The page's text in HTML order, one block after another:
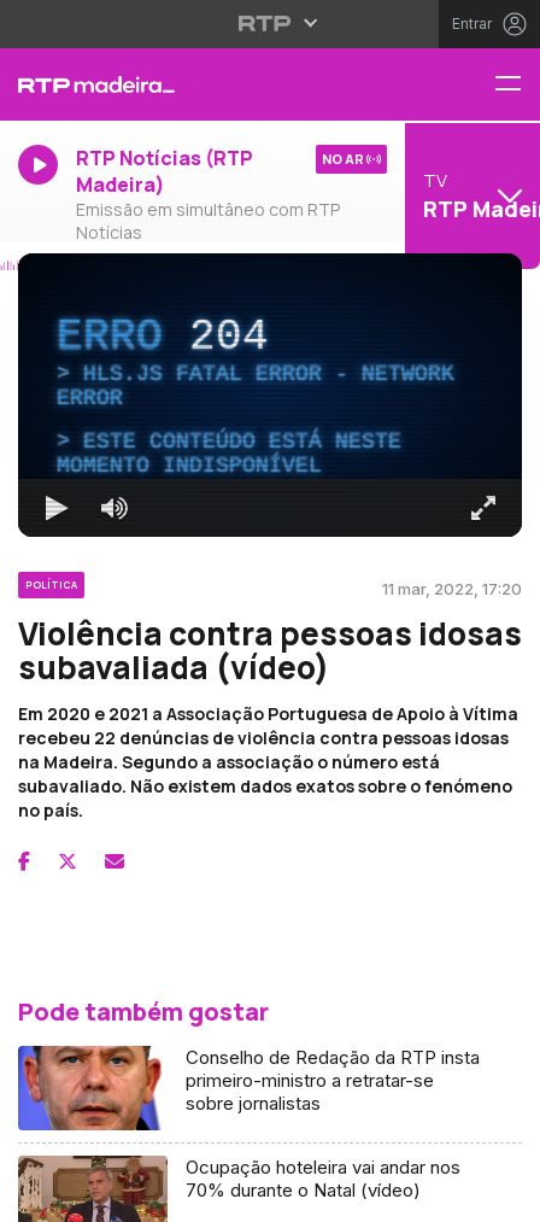
Entrar
RTP Notícias (RTP
Madeira)
Emissão em simultâneo com RTP
Notícias
NO AR
TV
RTP
ERRO204
HLS.JS FATAL ERROR - NETWORK
ERROR
ESTE CONTEÚDO ESTÁ NESTE
MOMENTO INDISPONÍVEL
POLÍTICA 11 mar, 2022, 17:20
Violência contra pessoas idosas
subavaliada (vídeo)
Em 2020 e 2021 a Associação Portuguesa de Apoio à Vítima
recebeu 22 denúncias de violência contra pessoas idosas
na Madeira. Segundo a associação o número está
subavaliado. Não existem dados exatos sobre o fenómeno
no país.
Pode também gostar
Conselho de Redação da RTP insta
primeiro-ministro a retratar-se
sobre jornalistas
Ocupação hoteleira vai andar nos
70% durante o Natal (vídeo)